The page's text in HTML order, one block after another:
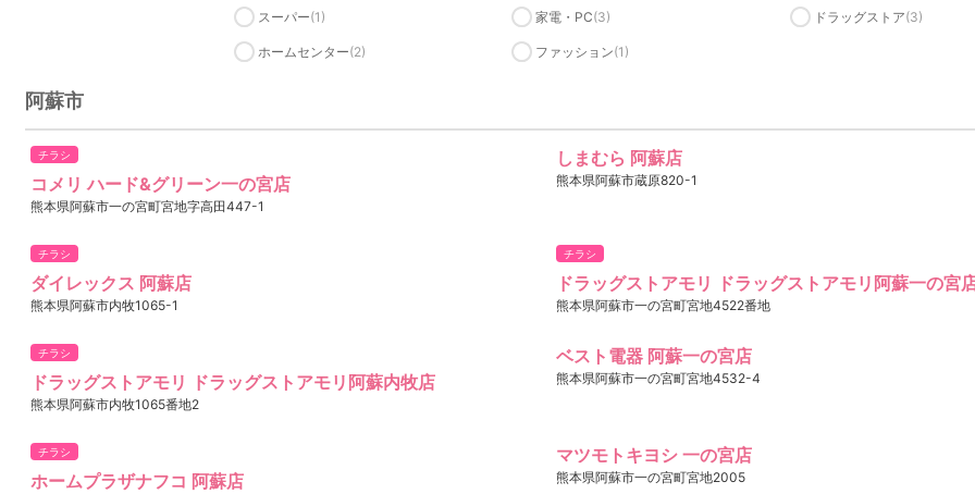
スーパー(1) 家電・PC(3) ドラッグストア(3)
ホームセンター(2) ファッション(1)
阿蘇市
チラシ
コメリ ハード&グリーン一の宮店
熊本県阿蘇市一の宮町宮地字高田447-1
しまむら 阿蘇店
熊本県阿蘇市蔵原820-1
チラシ
ダイレックス 阿蘇店
熊本県阿蘇市内牧1065-1
チラシ
ドラッグストアモリ ドラッグストアモリ阿蘇一の宮
熊本県阿蘇市一の宮町宮地4522番地
チラシ
ドラッグストアモリ ドラッグストアモリ阿蘇内牧店
熊本県阿蘇市内牧1065番地2
ベスト電器 阿蘇一の宮店
熊本県阿蘇市一の宮町宮地4532-4
チラシ
ホームプラザナフコ 阿蘇店
マツモトキヨシ 一の宮店
熊本県阿蘇市一の宮町宮地2005